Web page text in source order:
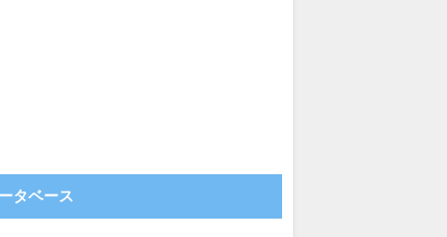
タベース